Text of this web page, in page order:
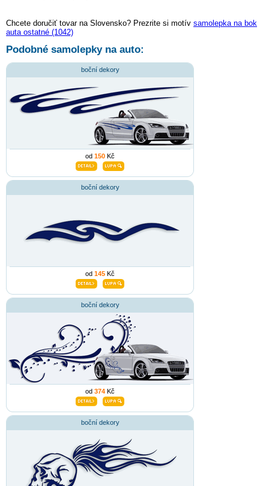
Chcete doručiť tovar na Slovensko? Prezrite si motív samolepka na bok
auta ostatné (1042)
Podobné samolepky na auto:
boční dekory
od 150 Kč
boční dekory
od 145 Kč
boční dekory
od 374 Kč
boční dekory